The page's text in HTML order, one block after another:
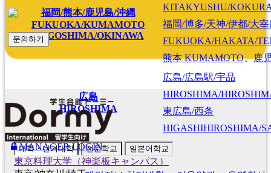
福岡/熊本/鹿児島/沖縄
FUKUOKA/KUMAMOTO
KAGOSHIMA/OKINAWA
KITAKYUSHU/
福岡/博多/天神/伊都/大宰
FUKUOKA/HAKATA/
熊本KUMAMOTO、鹿
広島
HIROSHIMA
広島/広島駅/宇品
HIROSHIMA/
東広島/西条
HIGASHIHIROSHIMA/
대학・단기대학 전문학교 일본어학교
東京料理大学（神楽板キャンパス）
문의하기
MANAGER LOGIN